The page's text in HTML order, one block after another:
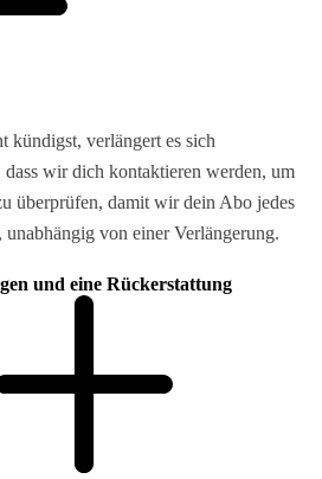
kündigst, verlängert es sich
dass wir dich kontaktieren werden, um
überprüfen, damit wir dein Abo jedes
unabhängig von einer Verlängerung.
und eine Rückerstattung